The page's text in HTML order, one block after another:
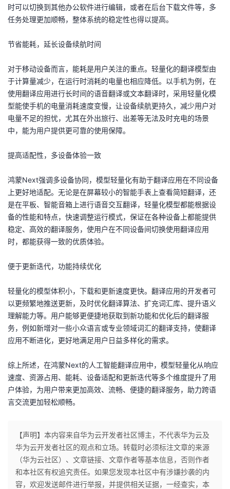
播
活
的
我
发
者
学
堂
我
的
课
我
的
我
验
收
藏
Programs
的
支
持
我
的
技
术
我
的
云
议
时可以切换到其他办公软件进行编辑，或者在后台下载文件等，多
任务处理更加顺畅，整体系统的稳定性也得以提高。
节省能耗，延长设备续航时间
对于移动设备而言，能耗是用户关注的重点。轻量化的翻译模型由
于计算量减少，在运行时消耗的电量也相应降低。以手机为例，在
使用翻译应用进行长时间的语音翻译或文本翻译时，采用轻量化模
型能使手机的电量消耗速度变慢，让设备续航更持久，减少用户对
电量不足的担忧，尤其在外出旅行、出差等无法及时充电的场景
中，能为用户提供更可靠的使用保障。
提高适配性，多设备体验一致
鸿蒙Next强调多设备协同，模型轻量化有助于翻译应用在不同设备
上更好地适配。无论是在屏幕较小的智能手表上查看简短翻译，还
是在平板、智能音箱上进行语音交互翻译，轻量化模型都能根据设
备的性能和特点，快速调整运行模式，保证在各种设备上都能提供
稳定、高效的翻译服务，使用户在不同设备间切换使用翻译应用
时，都能获得一致的优质体验。
便于更新迭代，功能持续优化
轻量化的模型体积小，下载和更新速度更快。翻译应用的开发者可
以更频繁地推送更新，及时优化翻译算法、扩充词汇库、提升语义
理解能力等。用户能够更便捷地获取到新功能和优化后的翻译服
务，例如新增对一些小众语言或专业领域词汇的翻译支持，使翻译
应用不断进化，更好地满足用户日益多样化的需求。
综上所述，在鸿蒙Next的人工智能翻译应用中，模型轻量化从响应
速度、资源占用、能耗、设备适配和更新迭代等多个维度提升了用
户体验，为用户带来更加高效、流畅、便捷的翻译服务，助力跨语
言交流更加轻松顺畅。
【声明】本内容来自华为云开发者社区博主，不代表华为云及
华为云开发者社区的观点和立场。转载时必须标注文章的来源
（华为云社区）、文章链接、文章作者等基本信息，否则作者
和本社区有权追究责任。如果您发现本社区中有涉嫌抄袭的内
容，欢迎发送邮件进行举报，并提供相关证据，一经查实，本